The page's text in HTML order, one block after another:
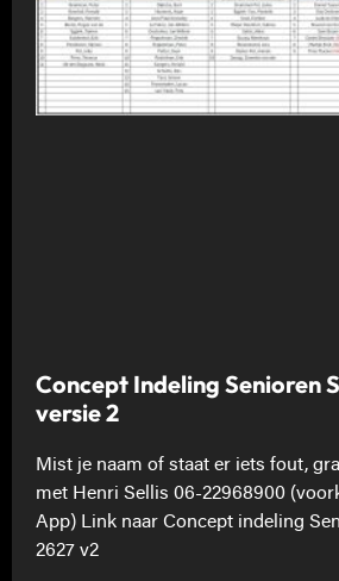
Concept Indeling Senioren
versie 2
Mist je naam of staat er iets fout,
met Henri Sellis 06-22968900
App) Link naar Concept indeling
2627 v2